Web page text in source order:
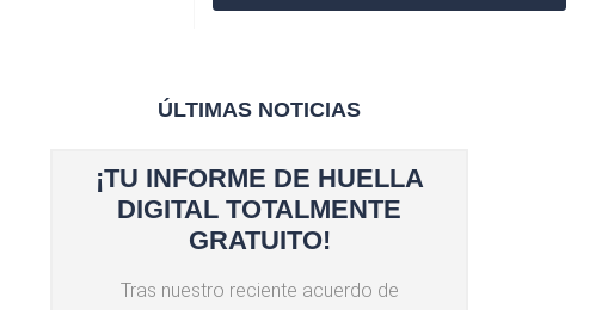
ÚLTIMAS NOTICIAS
¡TU INFORME DE HUELLA
DIGITAL TOTALMENTE
GRATUITO!
Tras nuestro reciente acuerdo de